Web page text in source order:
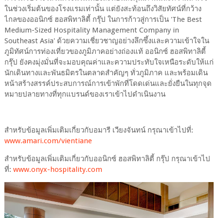
ในช่วงเริ่มต้นของโรงแรมเท่านั้น แต่ยังสะท้อนถึงวิสัยทัศน์ที่กว้าง
ไกลของออนิกซ์ ฮอสพิทาลิตี้ กรุ๊ป ในการก้าวสู่การเป็น 'The Best
Medium-Sized Hospitality Management Company in
Southeast Asia' ด้วยความเชี่ยวชาญอย่างลึกซึ้งและความเข้าใจใน
ภูมิทัศน์การท่องเที่ยวของภูมิภาคอย่างถ่องแท้ ออนิกซ์ ฮอสพิทาลิตี้
กรุ๊ป ยังคงมุ่งมั่นที่จะมอบคุณค่าและความประทับใจเหนือระดับให้แก่
นักเดินทางและพันธมิตรในตลาดสำคัญๆ ทั่วภูมิภาค และพร้อมเดิน
หน้าสร้างสรรค์ประสบการณ์การเข้าพักที่โดดเด่นและยั่งยืนในทุกจุด
หมายปลายทางที่ทุกแบรนด์ของเราเข้าไปดำเนินงาน
สำหรับข้อมูลเพิ่มเติมเกี่ยวกับอมารี เวียงจันทน์ กรุณาเข้าไปที่:
www.amari.com/vientiane
สำหรับข้อมูลเพิ่มเติมเกี่ยวกับออนิกซ์ ฮอสพิทาลิตี้ กรุ๊ป กรุณาเข้าไป
ที่: www.onyx-hospitality.com